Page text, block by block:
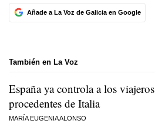
Añade a La Voz de Galicia en Google
También en La Voz
España ya controla a los viajeros
procedentes de Italia
MARÍA EUGENIA ALONSO